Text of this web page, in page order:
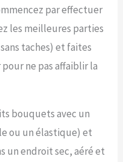
par effectuer
les meilleures parties
taches) et faites
ne pas affaiblir la
bouquets avec un
ou un élastique) et
un endroit sec, aéré et